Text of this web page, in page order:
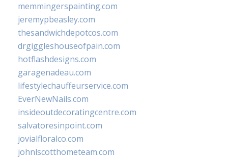
memmingerspainting.com
jeremypbeasley.com
thesandwichdepotcos.com
drgiggleshouseofpain.com
hotflashdesigns.com
garagenadeau.com
lifestylechauffeurservice.com
EverNewNails.com
insideoutdecoratingcentre.com
salvatoresinpoint.com
jovialfloralco.com
johnlscotthometeam.com